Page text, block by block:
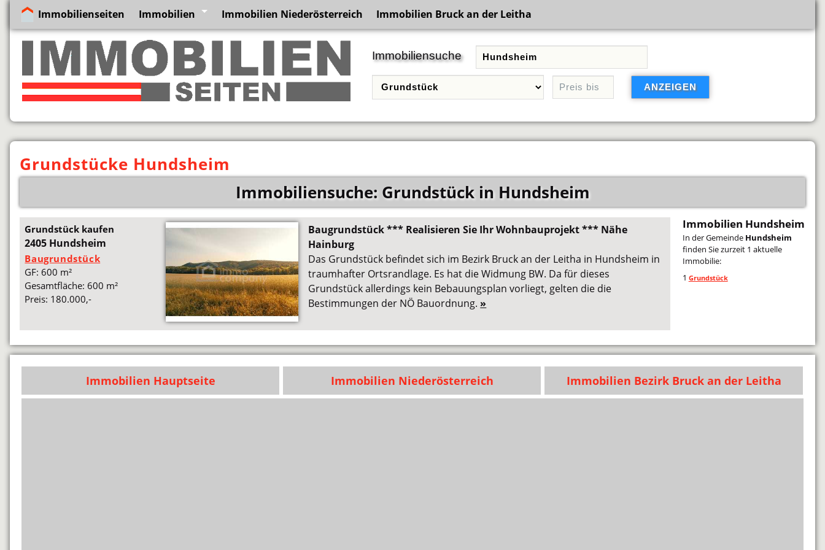
Immobilienseiten Immobilien Immobilien Niederösterreich Immobilien Bruck an der Leitha
Immobiliensuche
Grundstücke Hundsheim
Immobiliensuche: Grundstück in Hundsheim
Grundstück kaufen
2405 Hundsheim
Baugrundstück
GF: 600 m²
Gesamtfläche: 600 m²
Preis: 180.000,-
Baugrundstück *** Realisieren Sie Ihr Wohnbauprojekt *** Nähe
Hainburg
Das Grundstück befindet sich im Bezirk Bruck an der Leitha in Hundsheim in
traumhafter Ortsrandlage. Es hat die Widmung BW. Da für dieses
Grundstück allerdings kein Bebauungsplan vorliegt, gelten die die
Bestimmungen der NÖ Bauordnung. »
Immobilien Hundsheim
In der Gemeinde Hundsheim
finden Sie zurzeit 1 aktuelle
Immobilie:
1 Grundstück
Immobilien Hauptseite Immobilien Niederösterreich Immobilien Bezirk Bruck an der Leitha